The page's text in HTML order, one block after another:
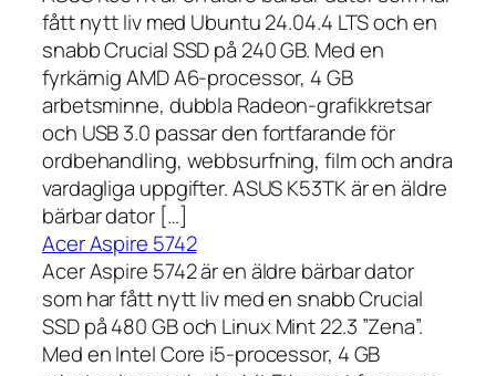
fått nytt liv med Ubuntu 24.04.4 LTS och en
snabb Crucial SSD på 240 GB. Med en
fyrkärnig AMD A6-processor, 4 GB
arbetsminne, dubbla Radeon-grafikkretsar
och USB 3.0 passar den fortfarande för
ordbehandling, webbsurfning, film och andra
vardagliga uppgifter. ASUS K53TK är en äldre
bärbar dator […]
Acer Aspire 5742
Acer Aspire 5742 är en äldre bärbar dator
som har fått nytt liv med en snabb Crucial
SSD på 480 GB och Linux Mint 22.3 ”Zena”.
Med en Intel Core i5-processor, 4 GB